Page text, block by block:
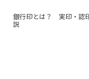
銀行印とは？ 実印・認
説